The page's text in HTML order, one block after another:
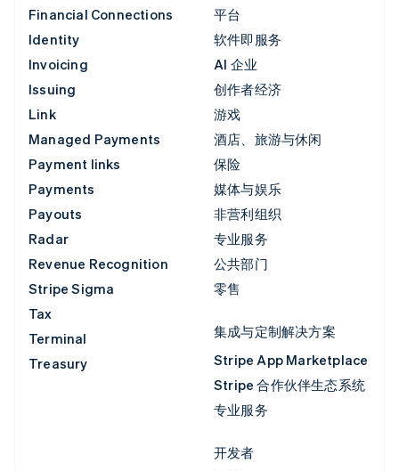
Financial Connections
Identity
Invoicing
Issuing
Link
Managed Payments
Payment links
Payments
Payouts
Radar
Revenue Recognition
Stripe Sigma
Tax
Terminal
Treasury
平台
软件即服务
AI 企业
创作者经济
游戏
酒店、旅游与休闲
保险
媒体与娱乐
非营利组织
专业服务
公共部门
零售
集成与定制解决方案
Stripe App Marketplace
Stripe 合作伙伴生态系统
专业服务
开发者